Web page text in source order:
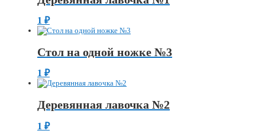
1 ₽
Стол на одной ножке №3
1 ₽
Деревянная лавочка №2
1 ₽